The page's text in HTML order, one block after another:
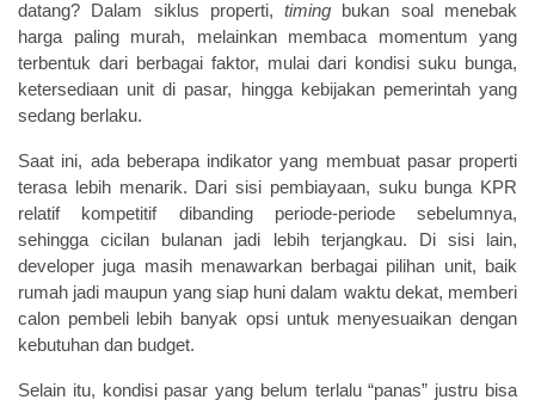
datang? Dalam siklus properti,timing bukan soal menebak
harga paling murah, melainkan membaca momentum yang
terbentuk dari berbagai faktor, mulai dari kondisi suku bunga,
ketersediaan unit di pasar, hingga kebijakan pemerintah yang
sedang berlaku.
Saat ini, ada beberapa indikator yang membuat pasar properti
terasa lebih menarik. Dari sisi pembiayaan, suku bunga KPR
relatif kompetitif dibanding periode-periode sebelumnya,
sehingga cicilan bulanan jadi lebih terjangkau. Di sisi lain,
developer juga masih menawarkan berbagai pilihan unit, baik
rumah jadi maupun yang siap huni dalam waktu dekat, memberi
calon pembeli lebih banyak opsi untuk menyesuaikan dengan
kebutuhan dan budget.
Selain itu, kondisi pasar yang belum terlalu “panas” justru bisa